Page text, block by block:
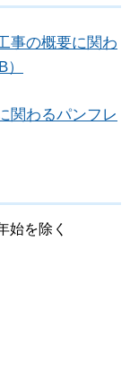
事の概要に関わ
関わるパンフレ
を除く